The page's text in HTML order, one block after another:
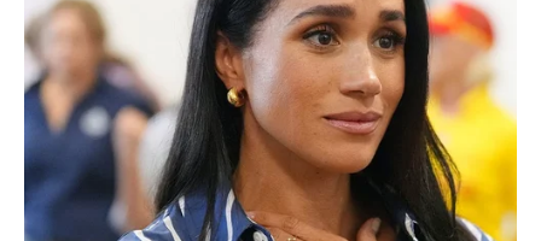
ono što vas iscrpljuje.
Ako ste slobodni
Slobodni Rakovi ulaze u period
sudbinskog susreta ili
snažnog emotivnog buđenja. Može se pojaviti osoba
koja vas razume bez mnogo reči, ali i osoba iz prošlosti
koja dolazi sa karmičkom lekcijom.